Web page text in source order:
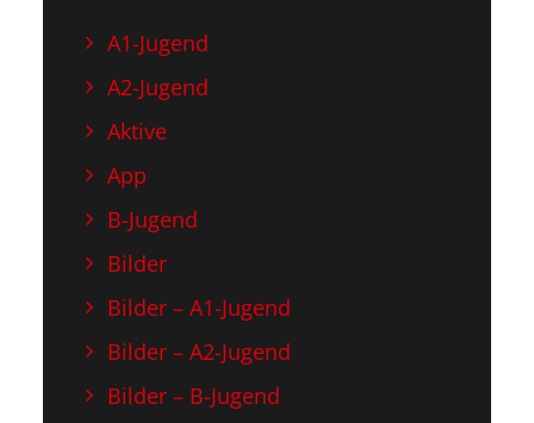
A1-Jugend
A2-Jugend
Aktive
App
B-Jugend
Bilder
Bilder – A1-Jugend
Bilder – A2-Jugend
Bilder – B-Jugend